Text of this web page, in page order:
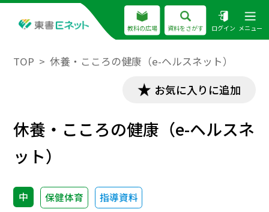
教科の広場 資料をさがす ログイン メニュー
TOP 休養・こころの健康（e-ヘルスネット）
お気に入りに追加
休養・こころの健康（e-ヘルスネ
ット）
中 保健体育 指導資料